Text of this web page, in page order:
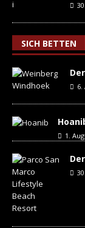
SICH BETTEN
6.
1.